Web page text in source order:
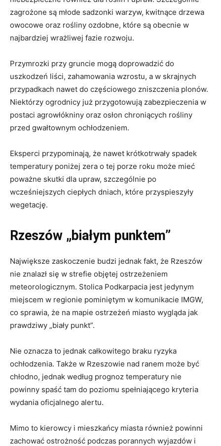
zagrożone są młode sadzonki warzyw, kwitnące drzewa
owocowe oraz rośliny ozdobne, które są obecnie w
najbardziej wrażliwej fazie rozwoju.
Przymrozki przy gruncie mogą doprowadzić do
uszkodzeń liści, zahamowania wzrostu, a w skrajnych
przypadkach nawet do częściowego zniszczenia plonów.
Niektórzy ogrodnicy już przygotowują zabezpieczenia w
postaci agrowłókniny oraz osłon chroniących rośliny
przed gwałtownym ochłodzeniem.
Eksperci przypominają, że nawet krótkotrwały spadek
temperatury poniżej zera o tej porze roku może mieć
poważne skutki dla upraw, szczególnie po
wcześniejszych ciepłych dniach, które przyspieszyły
wegetację.
Rzeszów „białym punktem”
Największe zaskoczenie budzi jednak fakt, że Rzeszów
nie znalazł się w strefie objętej ostrzeżeniem
meteorologicznym. Stolica Podkarpacia jest jedynym
miejscem w regionie pominiętym w komunikacie IMGW,
co sprawia, że na mapie ostrzeżeń miasto wygląda jak
prawdziwy „biały punkt”.
Nie oznacza to jednak całkowitego braku ryzyka
ochłodzenia. Także w Rzeszowie nad ranem może być
chłodno, jednak według prognoz temperatury nie
powinny spaść tam do poziomu spełniającego kryteria
wydania oficjalnego alertu.
Mimo to kierowcy i mieszkańcy miasta również powinni
zachować ostrożność podczas porannych wyjazdów i